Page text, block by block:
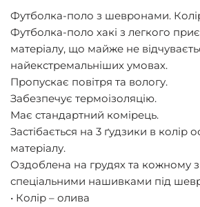
Футболка-поло з шевронами.
Футболка-поло хакі з легкого
матеріалу, що майже не
найекстремальніших умовах.
Пропускає повітря та вологу.
Забезпечує термоізоляцію.
Має стандартний комірець.
Застібається на 3 ґудзики в колір
матеріалу.
Оздоблена на грудях та кожному з
спеціальними нашивками під
• Колір – олива